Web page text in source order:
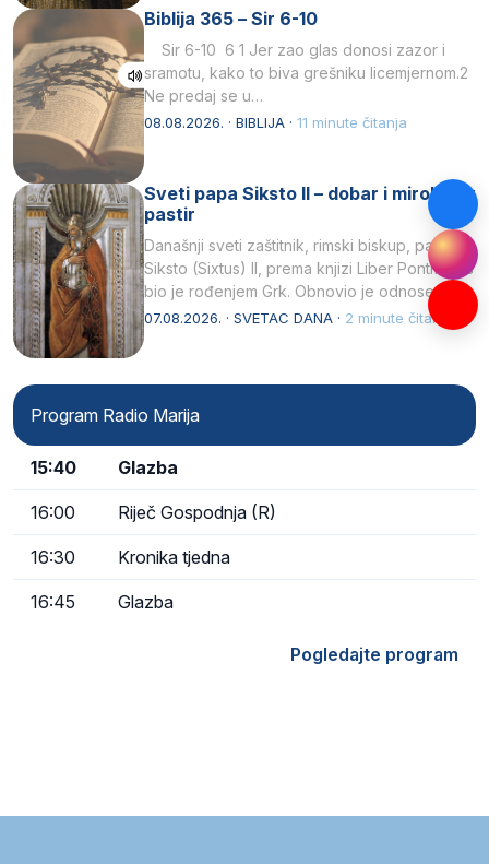
Biblija 365 – Sir 6-10
Sir 6-10 6 1 Jer zao glas donosi zazor i
sramotu, kako to biva grešniku licemjernom.2
Ne predaj se u…
08.08.2026. · BIBLIJA · 11 minute čitanja
Sveti papa Siksto II – dobar i miroljubiv
pastir
Današnji sveti zaštitnik, rimski biskup, papa
Siksto (Sixtus) II, prema knjizi Liber Pontificalis
bio je rođenjem Grk. Obnovio je odnose s
afričkim…
07.08.2026. · SVETAC DANA · 2 minute čitanja
Program Radio Marija
15:40 Glazba
16:00 Riječ Gospodnja (R)
16:30 Kronika tjedna
16:45 Glazba
Pogledajte program